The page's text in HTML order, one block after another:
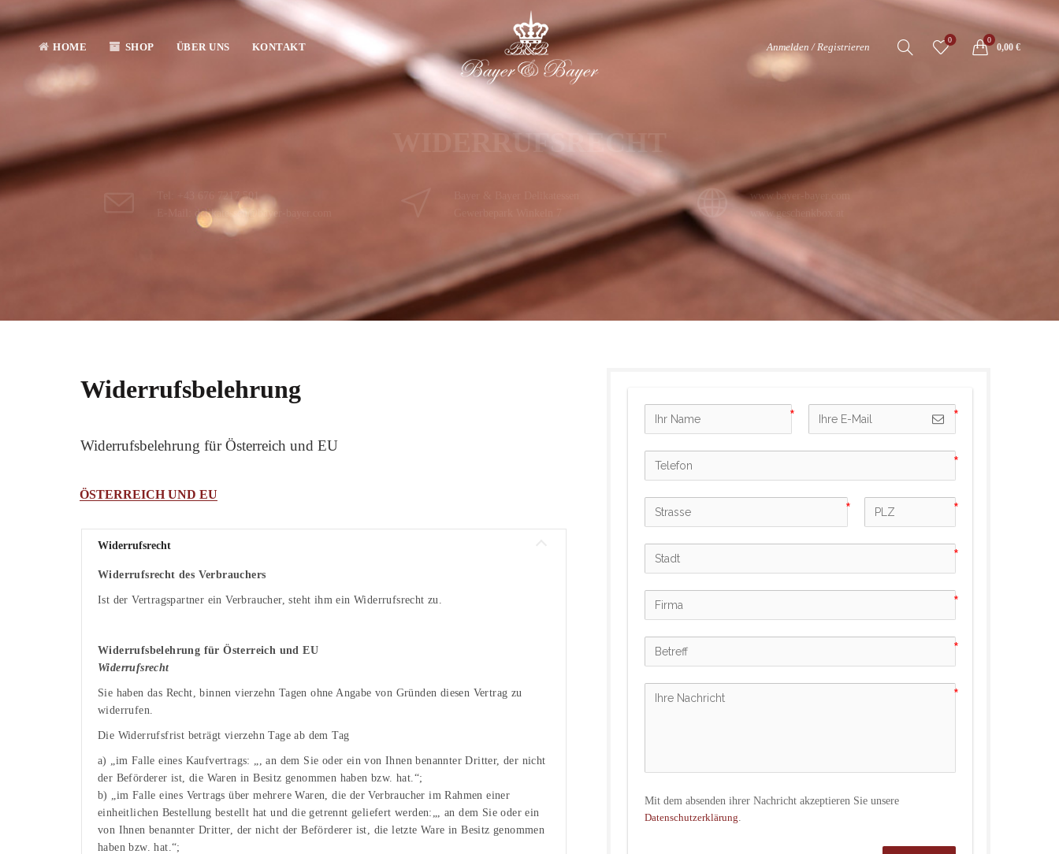
HOME SHOP ÜBER UNS KONTAKT Anmelden / Registrieren
0 0
0,00 €
WIDERRUFSRECHT
Tel: +43 676 7217 501
E-Mail: delikatessen@bayer-bayer.com
www.bayer-bayer.com
www.geschenkbox.at
Widerrufsbelehrung
Widerrufsbelehrung für Österreich und EU
ÖSTERREICH UND EU
Widerrufsrecht
Widerrufsrecht des Verbrauchers
Ist der Vertragspartner ein Verbraucher, steht ihm ein Widerrufsrecht zu.
Widerrufsbelehrung für Österreich und EU
Widerrufsrecht
Sie haben das Recht, binnen vierzehn Tagen ohne Angabe von Gründen diesen Vertrag zu
widerrufen.
Die Widerrufsfrist beträgt vierzehn Tage ab dem Tag
a) „im Falle eines Kaufvertrags: „, an dem Sie oder ein von Ihnen benannter Dritter, der nicht
der Beförderer ist, die Waren in Besitz genommen haben bzw. hat.“;
b) „im Falle eines Vertrags über mehrere Waren, die der Verbraucher im Rahmen einer
einheitlichen Bestellung bestellt hat und die getrennt geliefert werden:„, an dem Sie oder ein
von Ihnen benannter Dritter, der nicht der Beförderer ist, die letzte Ware in Besitz genommen
haben bzw. hat.“;
Mit dem absenden ihrer Nachricht akzeptieren Sie unsere
Datenschutzerklärung.